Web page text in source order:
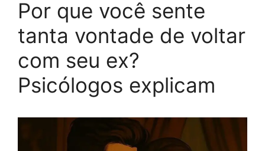
Por que você sente
tanta vontade de voltar
com seu ex?
Psicólogos explicam